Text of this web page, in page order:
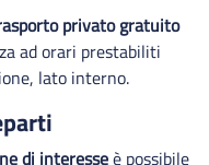
privato gratuito
ad orari prestabiliti
lato interno.
di interesseè possibile